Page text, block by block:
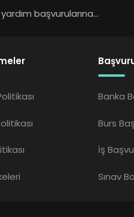
başvurularına...
Banka
Burs
İş
Sınav